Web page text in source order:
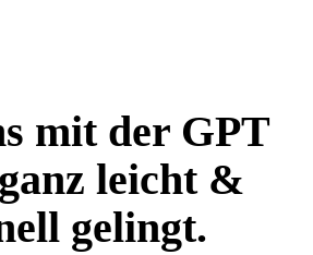
mit der GPT
leicht &
gelingt.